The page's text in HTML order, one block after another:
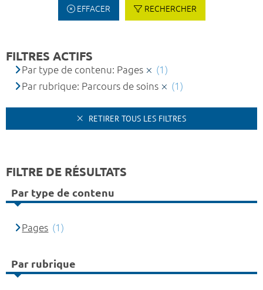
EFFACER RECHERCHER
FILTRES ACTIFS
Par type de contenu: Pages
(1)
Par rubrique: Parcours de soins
(1)
RETIRER TOUS LES FILTRES
FILTRE DE RÉSULTATS
Par type de contenu
Pages (1)
Par rubrique